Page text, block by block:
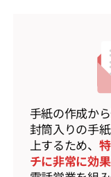
手紙の作成か
封筒入りの手
上するため、
チに非常に効